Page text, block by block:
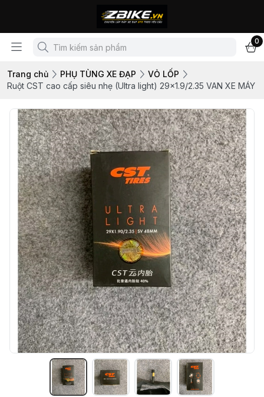
0
Trang chủ PHỤ TÙNG XE ĐẠP
VỎ LỐP
Ruột CST cao cấp siêu nhẹ (Ultra light) 29x1.9/2.35 VAN XE MÁY